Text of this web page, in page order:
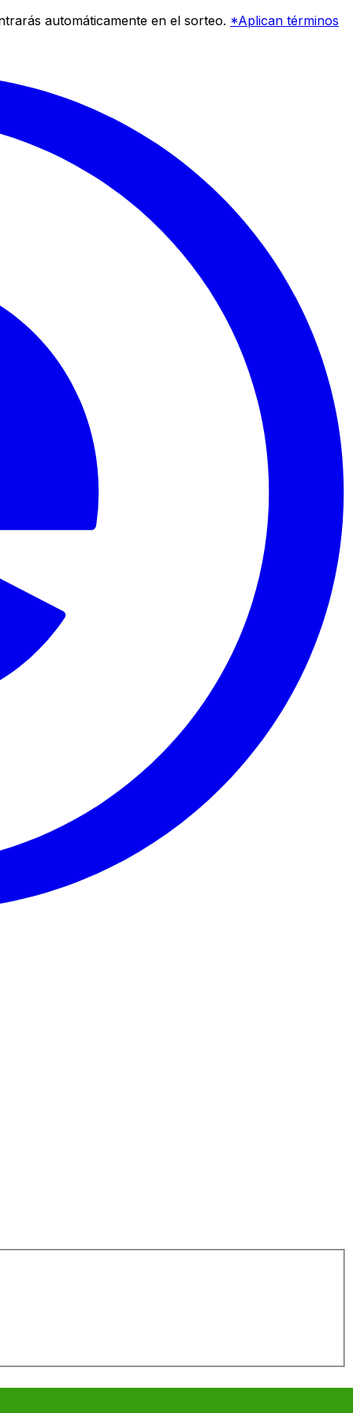
automáticamente en el sorteo. *Aplican términos